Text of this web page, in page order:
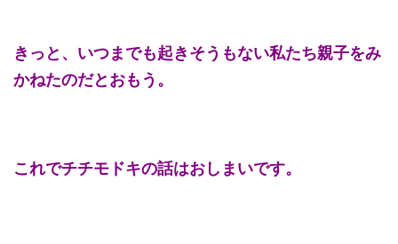
きっと、いつまでも起きそうもない私たち親子をみ
かねたのだとおもう。
これでチチモドキの話はおしまいです。